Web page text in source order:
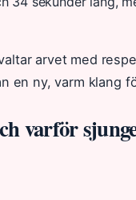
arvet med
en ny, varm klang
varför